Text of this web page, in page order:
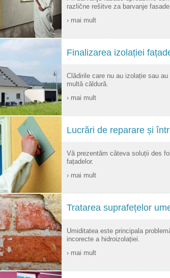
različne rešitve za barvanje
› mai mult
Finalizarea izolației
Clădirile care nu au izolație sau
multă căldură.
› mai mult
Lucrări de reparare și
Vă prezentăm câteva soluții des
fațadelor.
› mai mult
Tratarea suprafețelor
Umiditatea este principala
incorecte a hidroizolației.
› mai mult